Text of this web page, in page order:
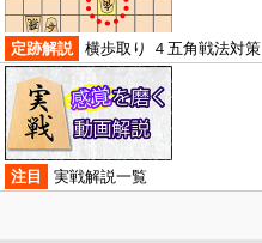
定跡解説 横歩取り ４五角戦法対策
注目 実戦解説一覧